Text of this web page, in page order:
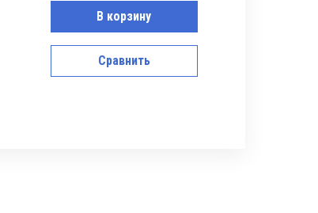
В корзину
Сравнить